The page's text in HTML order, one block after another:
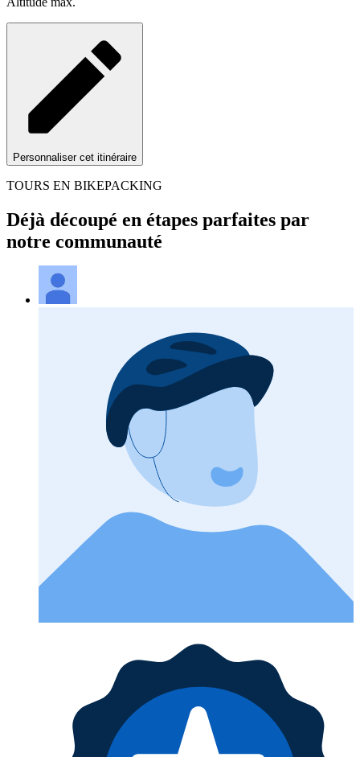
Personnaliser cet itinéraire
TOURS EN BIKEPACKING
Déjà découpé en étapes parfaites par
notre communauté